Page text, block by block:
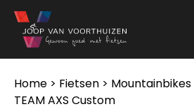
Ga naar de inhoud
Home > Fietsen > Mountainbikes
TEAM AXS Custom